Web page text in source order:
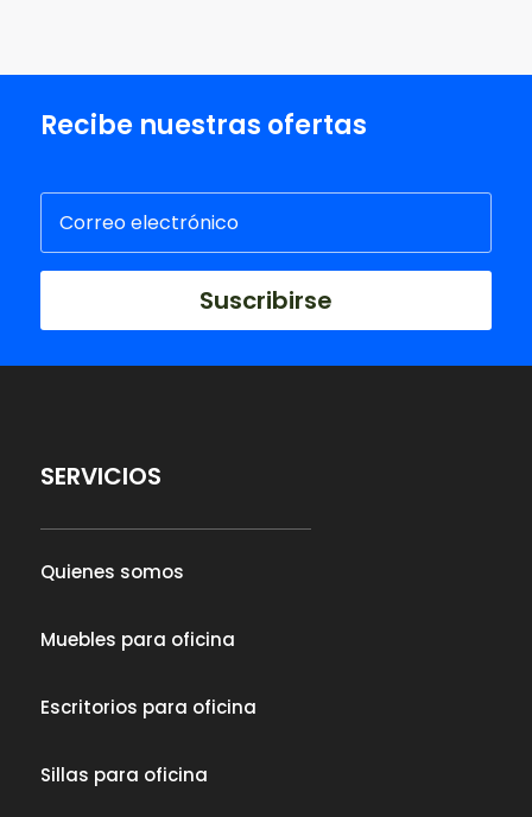
Recibe nuestras ofertas
Suscribirse
SERVICIOS
Quienes somos
Muebles para oficina
Escritorios para oficina
Sillas para oficina